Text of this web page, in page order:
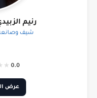
رنيم
شيف
0.0
★
عرض